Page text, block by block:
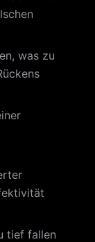
was zu
tief fallen